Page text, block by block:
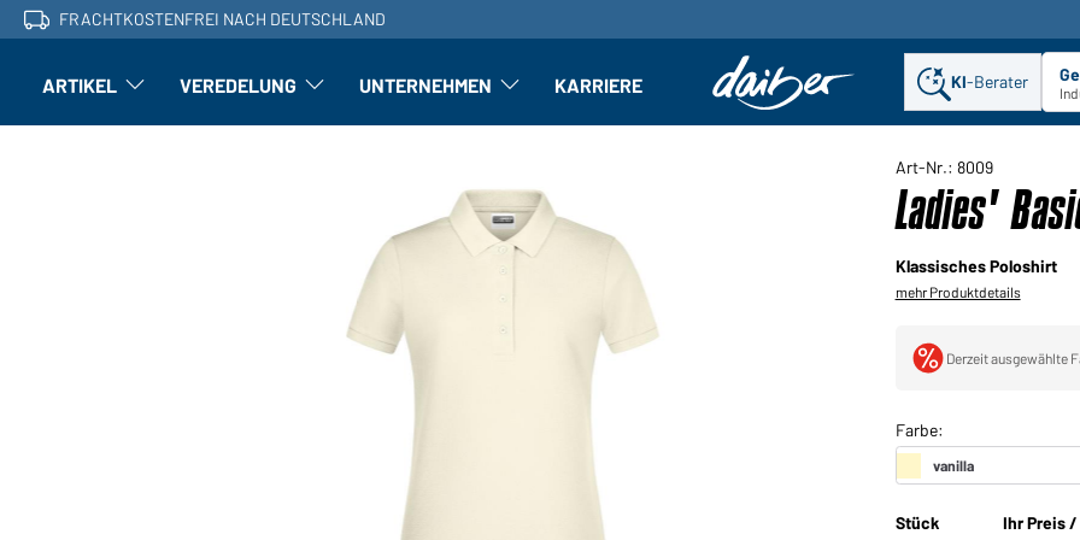
FRACHTKOSTENFREI NACH DEUTSCHLAND
ARTIKEL Artikel: Untermenü öffnen
VEREDELUNG Veredelung: Untermenü öffnen
UNTERNEHMEN Unternehmen: Untermenü öffnen
KARRIERE KI-Berater
Art-Nr.: 8009
Ladies'
Klassisches Poloshirt
mehr Produktdetails
Derzeit ausgewählte
Stück Ihr Preis